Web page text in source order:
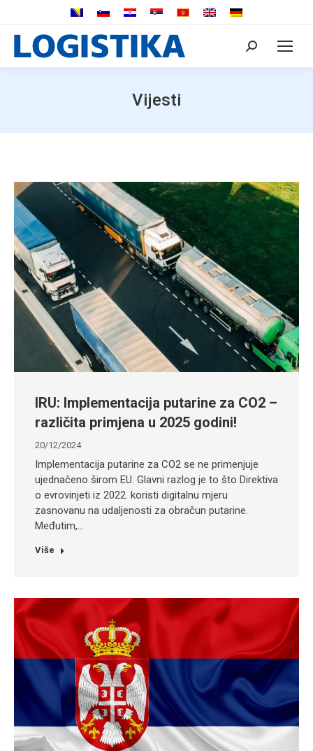
Search:
Vijesti
IRU: Implementacija putarine za CO2 –
različita primjena u 2025 godini!
20/12/2024
Implementacija putarine za CO2 se ne primenjuje
ujednačeno širom EU. Glavni razlog je to što Direktiva
o evrovinjeti iz 2022. koristi digitalnu mjeru
zasnovanu na udaljenosti za obračun putarine.
Međutim,…
Više